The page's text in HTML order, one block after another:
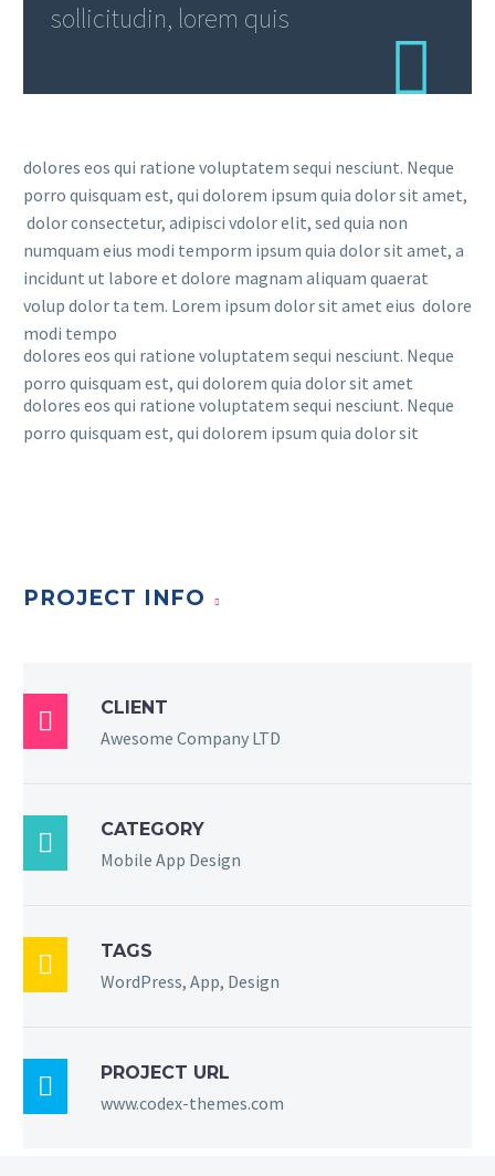
sollicitudin, lorem quis
dolores eos qui ratione voluptatem sequi nesciunt. Neque
porro quisquam est, qui dolorem ipsum quia dolor sit amet,
dolor consectetur, adipisci vdolor elit, sed quia non
numquam eius modi temporm ipsum quia dolor sit amet, a
incidunt ut labore et dolore magnam aliquam quaerat
volup dolor ta tem. Lorem ipsum dolor sit amet eius dolore
modi tempo
dolores eos qui ratione voluptatem sequi nesciunt. Neque
porro quisquam est, qui dolorem quia dolor sit amet
dolores eos qui ratione voluptatem sequi nesciunt. Neque
porro quisquam est, qui dolorem ipsum quia dolor sit
PROJECT INFO
 CLIENT
Awesome Company LTD
 CATEGORY
Mobile App Design
 TAGS
WordPress, App, Design
 PROJECT URL
www.codex-themes.com